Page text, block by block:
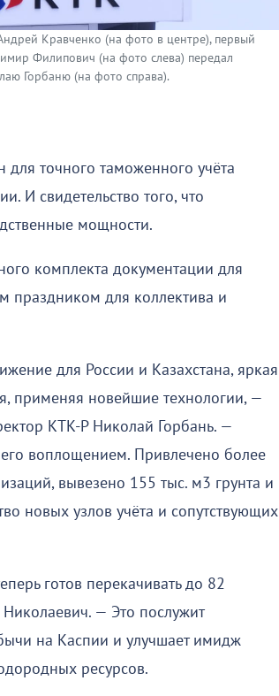
Кравченко (на фото в центре), первый
Филипович (на фото слева) передал
Горбаню (на фото справа).
точного таможенного учёта
И свидетельство того, что
мощности.
комплекта документации для
праздником для коллектива и
для России и Казахстана, яркая
применяя новейшие технологии, —
КТК-Р Николай Горбань. —
воплощением. Привлечено более
вывезено 155 тыс. м3 грунта и
новых узлов учёта и сопутствующих
готов перекачивать до 82
— Это послужит
на Каспии и улучшает имидж
ресурсов.